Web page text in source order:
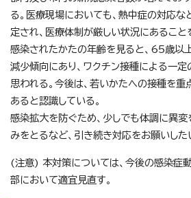
る。医療現場においても、熱中症の対応
定され、医療体制が厳しい状況にあること
感染されたかたの年齢を見ると、65歳以
減少傾向にあり、ワクチン接種による一
思われる。今後は、若いかたへの接種を
あると認識している。
感染拡大を防ぐため、少しでも体調に異
みをとるなど、引き続き対応をお願いした
(注意) 本対策については、今後の感染症
部において適宜見直す。